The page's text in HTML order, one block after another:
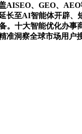
AISEO、GEO、
长至AI智能体开辟、
。十大智能优化办
准洞察全球市场用户